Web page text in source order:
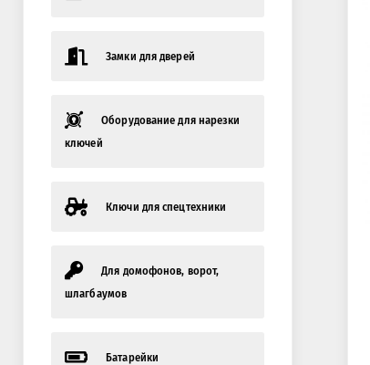
Замки для дверей
Оборудование для нарезки
ключей
Ключи для спецтехники
Для домофонов, ворот,
шлагбаумов
Батарейки